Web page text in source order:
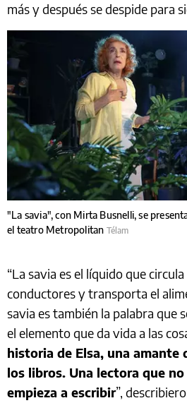
más y después se despide para
"La savia", con Mirta Busnelli, se
el teatro Metropolitan Télam
“La savia es el líquido que
conductores y transporta el
savia es también la palabra que
el elemento que da vida a las
historia de Elsa, una amante
los libros. Una lectora que
empieza a escribir”,